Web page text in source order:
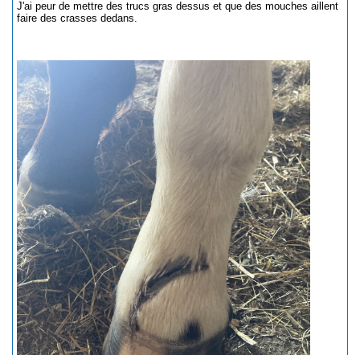
J'ai peur de mettre des trucs gras dessus et que des mouches aillent
faire des crasses dedans.